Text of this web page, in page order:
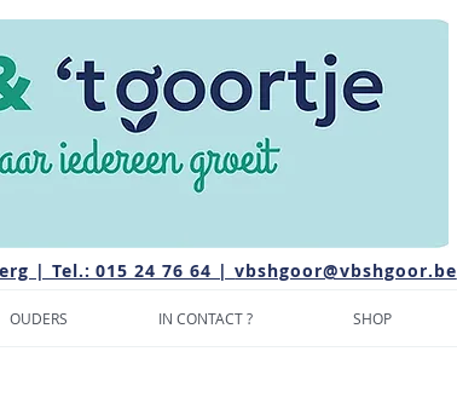
| Tel.: 015 24 76 64 |vbshgoor@vbshgoor.be
OUDERS IN CONTACT ? SHOP